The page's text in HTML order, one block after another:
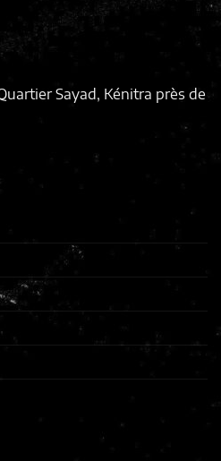
Sayad, Kénitra près de